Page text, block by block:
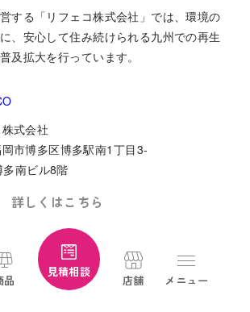
品
見積相談
店舗 メニュー
する「リフェコ株式会社」では、環境の
、安心して住み続けられる九州での再生
及拡大を行っています。
式会社
市博多区博多駅南1丁目3-
多南ビル8階
詳しくはこちら